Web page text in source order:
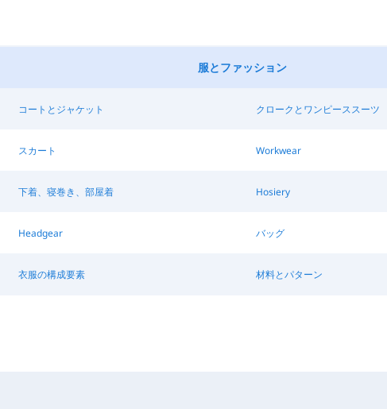
服とファッション
コートとジャケット クロークとワンピーススーツ
スカート Workwear
下着、寝巻き、部屋着 Hosiery
Headgear バッグ
衣服の構成要素 材料とパターン